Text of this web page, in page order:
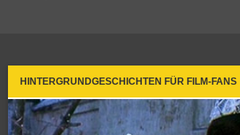
HINTERGRUNDGESCHICHTEN FÜR FILM-FANS